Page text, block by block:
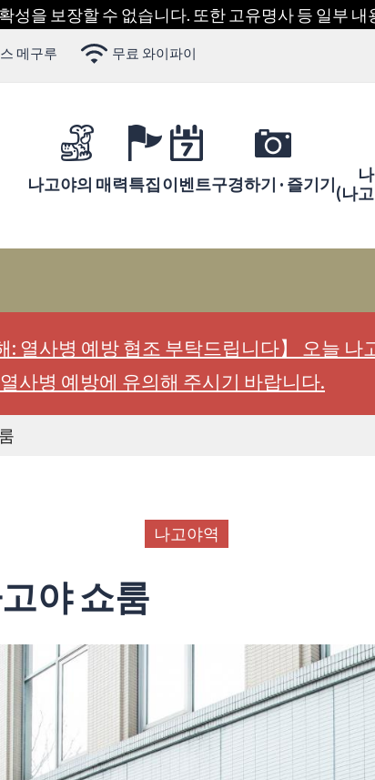
성을 보장할 수 없습니다. 또한 고유명사 등 일부
메구루 무료 와이파이
나고야의 매력특집이벤트구경하기 · 즐기기(나
: 열사병 예방 협조 부탁드립니다】 오늘
사병 예방에 유의해 주시기 바랍니다.
나고야역
야 쇼룸